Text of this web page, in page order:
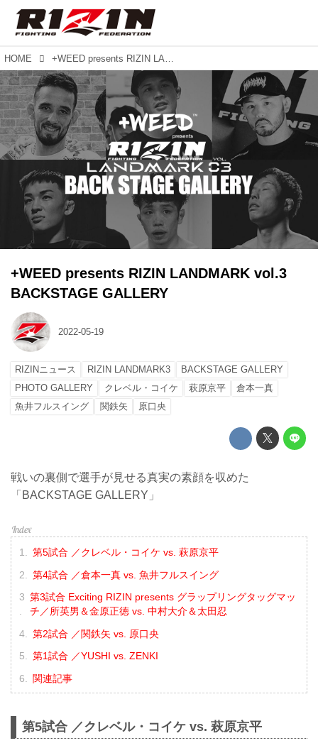
HOME +WEED presents RIZIN LANDMARK vol.3 BACKSTAGE GALLERY
+WEED presents RIZIN LANDMARK vol.3
BACKSTAGE GALLERY
2022-05-19
RIZINニュース RIZIN LANDMARK3
BACKSTAGE GALLERY
PHOTO GALLERY
クレベル・コイケ 萩原京平
倉本一真
魚井フルスイング
関鉄矢 原口央
戦いの裏側で選手が見せる真実の素顔を収めた
「BACKSTAGE GALLERY」
第5試合 ／クレベル・コイケ vs. 萩原京平
第4試合 ／倉本一真 vs. 魚井フルスイング
第3試合 Exciting RIZIN presents グラップリングタッグマッ
チ／所英男＆金原正徳 vs. 中村大介＆太田忍
第2試合 ／関鉄矢 vs. 原口央
第1試合 ／YUSHI vs. ZENKI
関連記事
第5試合 ／クレベル・コイケ vs. 萩原京平